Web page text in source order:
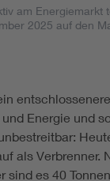
am
2025 auf den
Energie und
als Verbrenner.
sind es 40